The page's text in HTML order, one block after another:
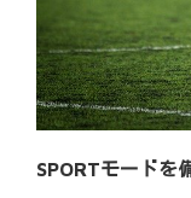
SPORTモードを